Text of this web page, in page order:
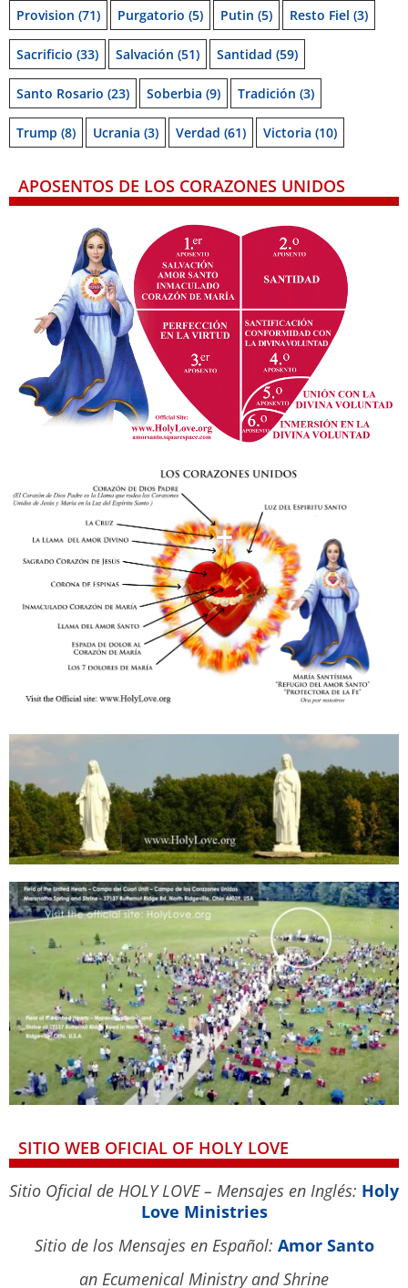
Provision (71) Purgatorio (5) Putin (5) Resto Fiel (3)
Sacrificio (33) Salvación (51) Santidad (59)
Santo Rosario (23) Soberbia (9) Tradición (3)
Trump (8) Ucrania (3) Verdad (61) Victoria (10)
APOSENTOS DE LOS CORAZONES UNIDOS
SITIO WEB OFICIAL OF HOLY LOVE
Sitio Oficial de HOLY LOVE – Mensajes en Inglés: Holy
Love Ministries
Sitio de los Mensajes en Español: Amor Santo
an Ecumenical Ministry and Shrine